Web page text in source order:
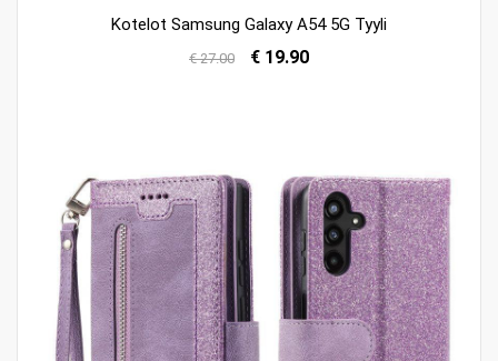
Kotelot Samsung Galaxy A54 5G Tyyli
€ 27.00 € 19.90